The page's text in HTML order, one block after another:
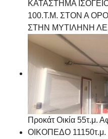
ΚΑΤΑΣΤΗΜΑ
100.Τ.Μ. ΣΤΟΝ Α
ΣΤΗΝ ΜΥΤΙΛΗΝΗ
Προκάτ Οικία 55τ.μ.
ΟΙΚΟΠΕΔΟ